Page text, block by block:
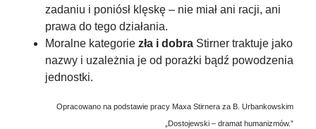
zadaniu i poniósł klęskę – nie miał ani racji, ani
prawa do tego działania.
Moralne kategorie zła i dobra Stirner traktuje jako
nazwy i uzależnia je od porażki bądź powodzenia
jednostki.
Opracowano na podstawie pracy Maxa Stirnera za B. Urbankowskim
„Dostojewski – dramat humanizmów.”